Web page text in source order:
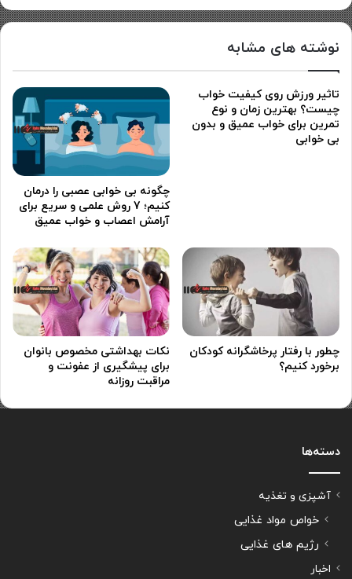
نوشته های مشابه
تاثیر ورزش روی کیفیت خواب
چیست؟ بهترین زمان و نوع
تمرین برای خواب عمیق و بدون
بی خوابی
چگونه بی خوابی عصبی را درمان
کنیم؛ 7 روش علمی و سریع برای
آرامش اعصاب و خواب عمیق
چطور با رفتار پرخاشگرانه کودکان
برخورد کنیم؟
نکات بهداشتی مخصوص بانوان
برای پیشگیری از عفونت و
مراقبت روزانه
دسته‌ها
آشپزی و تغذیه
خواص مواد غذایی
رژیم های غذایی
اخبار